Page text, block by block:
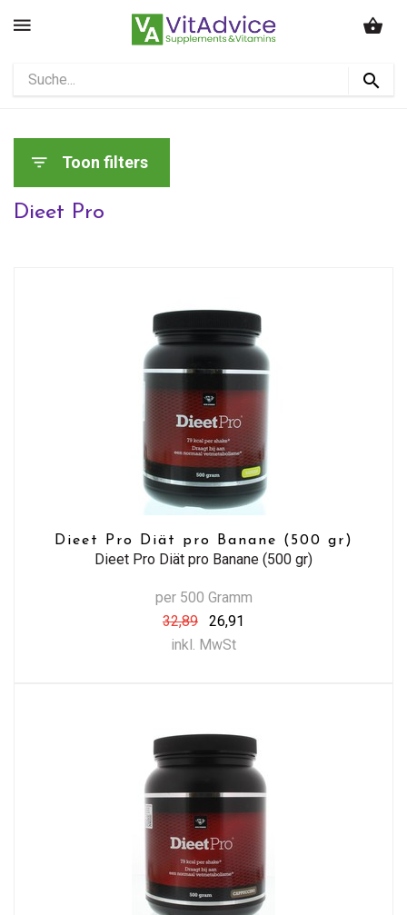
Toon filters
Dieet Pro
Dieet Pro Diät pro Banane (500 gr)
Dieet Pro Diät pro Banane (500 gr)
per 500 Gramm
32,89
26,91
inkl. MwSt